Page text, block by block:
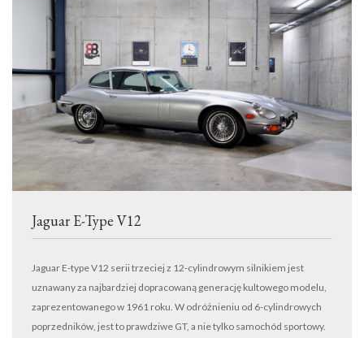
Jaguar E-Type V12
Jaguar E-type V12 serii trzeciej z 12-cylindrowym silnikiem jest
uznawany za najbardziej dopracowaną generację kultowego modelu,
zaprezentowanego w 1961 roku. W odróżnieniu od 6-cylindrowych
poprzedników, jest to prawdziwe GT, a nie tylko samochód sportowy.